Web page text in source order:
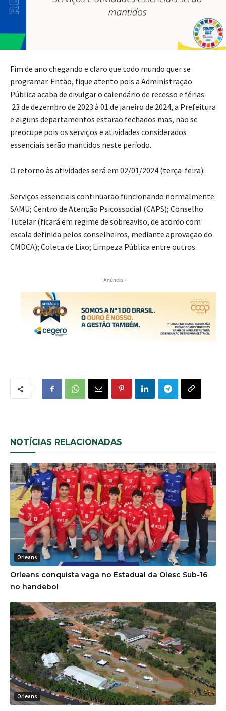
Fim de ano chegando e claro que todo mundo quer se
programar. Então, fique atento pois a Administração
Pública acaba de divulgar o calendário de recesso e férias:
23 de dezembro de 2023 à 01 de janeiro de 2024, a Prefeitura
e alguns departamentos estarão fechados mas, não se
preocupe pois os serviços e atividades considerados
essenciais serão mantidos neste período.
O retorno às atividades será em 02/01/2024 (terça-feira).
Serviços essenciais continuarão funcionando normalmente:
SAMU; Centro de Atenção Psicossocial (CAPS); Conselho
Tutelar (ficará em regime de sobreaviso, de acordo com
escala definida pelos conselheiros, mediante aprovação do
CMDCA); Coleta de Lixo; Limpeza Pública entre outros.
- Anúncio -
NOTÍCIAS RELACIONADAS
Orleans
Orleans conquista vaga no Estadual da Olesc Sub-16
no handebol
Orleans